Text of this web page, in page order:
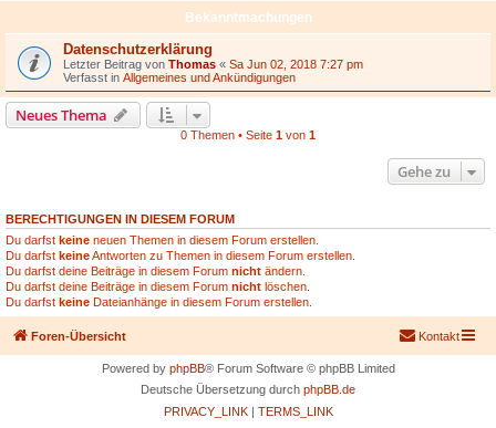
Bekanntmachungen
Datenschutzerklärung
Letzter Beitrag von Thomas « Sa Jun 02, 2018 7:27 pm
Verfasst in Allgemeines und Ankündigungen
Neues Thema
0 Themen • Seite 1 von 1
Gehe zu
BERECHTIGUNGEN IN DIESEM FORUM
Du darfst keine neuen Themen in diesem Forum erstellen.
Du darfst keineAntworten zu Themen in diesem Forum erstellen.
Du darfst deine Beiträge in diesem Forum nicht ändern.
Du darfst deine Beiträge in diesem Forum nicht löschen.
Du darfst keine Dateianhänge in diesem Forum erstellen.
Foren-Übersicht Kontakt
Powered by phpBB® Forum Software © phpBB Limited
Deutsche Übersetzung durch phpBB.de
PRIVACY_LINK| TERMS_LINK